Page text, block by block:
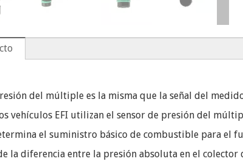
del múltiple es la misma que la señal del
vehículos EFI utilizan el sensor de presión del
el suministro básico de combustible para el
la diferencia entre la presión absoluta en el